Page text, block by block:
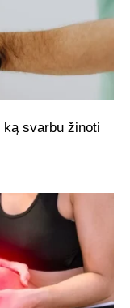
svarbu žinoti